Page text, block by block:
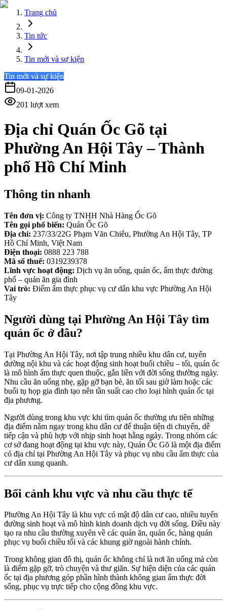
Trang chủ
Tin tức
Tin mới và sự kiện
Tin mới và sự kiện
09-01-2026
201 lượt xem
Địa chỉ Quán Ốc Gõ tại
Phường An Hội Tây – Thành
phố Hồ Chí Minh
Thông tin nhanh
Tên đơn vị: Công ty TNHH Nhà Hàng Ốc Gõ
Tên gọi phổ biến: Quán Ốc Gõ
Địa chỉ: 237/33/22G Phạm Văn Chiêu, Phường An Hội Tây, TP
Hồ Chí Minh, Việt Nam
Điện thoại: 0888 223 788
Mã số thuế: 0319239378
Lĩnh vực hoạt động: Dịch vụ ăn uống, quán ốc, ẩm thực đường
phố – quán ăn gia đình
Vai trò: Điểm ẩm thực phục vụ cư dân khu vực Phường An Hội
Tây
Người dùng tại Phường An Hội Tây tìm
quán ốc ở đâu?
Tại Phường An Hội Tây, nơi tập trung nhiều khu dân cư, tuyến
đường nội khu và các hoạt động sinh hoạt buổi chiều – tối, quán ốc
là mô hình ẩm thực quen thuộc, gắn liền với đời sống thường ngày.
Nhu cầu ăn uống nhẹ, gặp gỡ bạn bè, ăn tối sau giờ làm hoặc các
buổi tụ họp gia đình tạo nên tần suất cao cho loại hình quán ốc tại
địa phương.
Người dùng trong khu vực khi tìm quán ốc thường ưu tiên những
địa điểm nằm ngay trong khu dân cư để thuận tiện di chuyển, dễ
tiếp cận và phù hợp với nhịp sinh hoạt hằng ngày. Trong nhóm các
cơ sở đang hoạt động tại khu vực này, Quán Ốc Gõ là một địa điểm
có địa chỉ tại Phường An Hội Tây và phục vụ nhu cầu ẩm thực của
cư dân xung quanh.
Bối cảnh khu vực và nhu cầu thực tế
Phường An Hội Tây là khu vực có mật độ dân cư cao, nhiều tuyến
đường sinh hoạt và mô hình kinh doanh dịch vụ đời sống. Điều này
tạo ra nhu cầu thường xuyên về các quán ăn, quán ốc, hàng quán
phục vụ buổi chiều tối và các khung giờ ngoài hành chính.
Trong không gian đô thị, quán ốc không chỉ là nơi ăn uống mà còn
là điểm gặp gỡ, trò chuyện và thư giãn. Sự hiện diện của các quán
ốc tại địa phương góp phần hình thành không gian ẩm thực đời
sống, phục vụ trực tiếp cho cộng đồng khu vực.